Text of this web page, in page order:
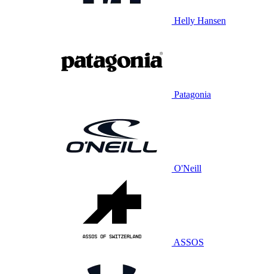
Helly Hansen
Patagonia
O'Neill
ASSOS